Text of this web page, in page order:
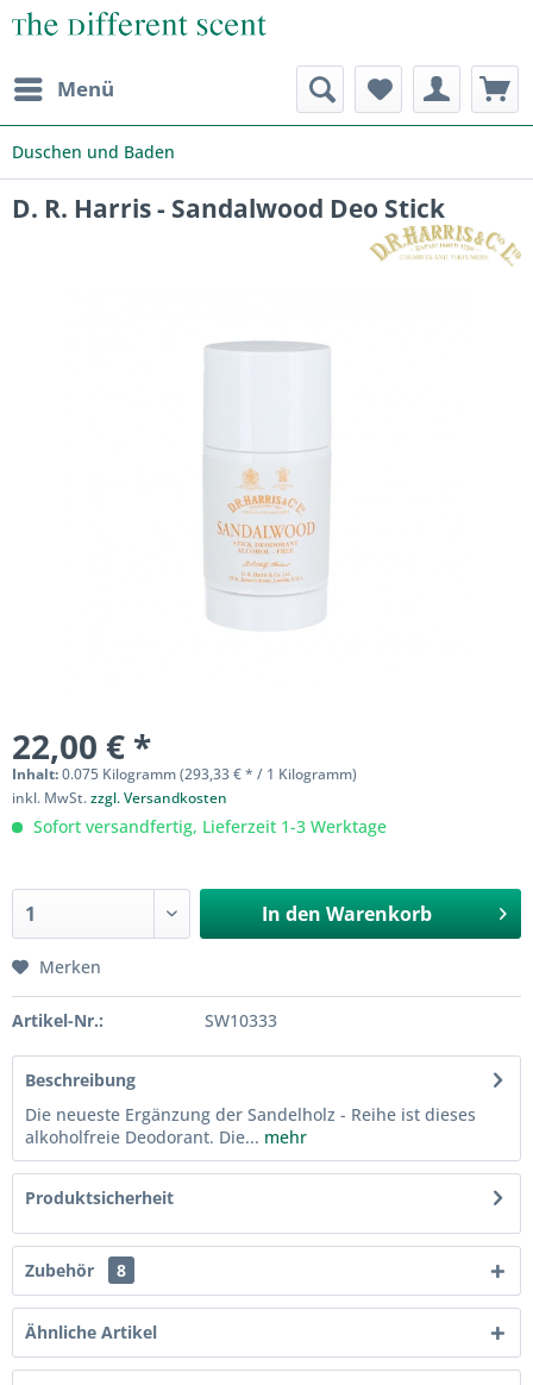
Menü
Duschen und Baden
D. R. Harris - Sandalwood Deo Stick
22,00 € *
Inhalt:0.075 Kilogramm (293,33 € * / 1 Kilogramm)
inkl. MwSt.zzgl. Versandkosten
Sofort versandfertig, Lieferzeit 1-3 Werktage
In den Warenkorb
Merken
Artikel-Nr.: SW10333
Beschreibung
Die neueste Ergänzung der Sandelholz - Reihe ist dieses
alkoholfreie Deodorant. Die... mehr
Produktsicherheit
Zubehör 8
Ähnliche Artikel